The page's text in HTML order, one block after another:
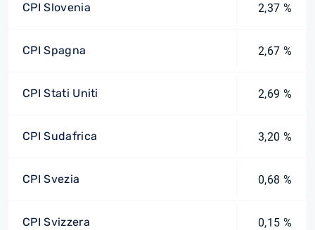
CPI Slovenia 2,37 %
CPI Spagna 2,67 %
CPI Stati Uniti 2,69 %
CPI Sudafrica 3,20 %
CPI Svezia 0,68 %
CPI Svizzera 0,15 %